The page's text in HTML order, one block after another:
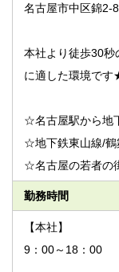
名古屋市中区錦
本社より徒歩30秒
に適した環境で
☆名古屋駅から地
☆地下鉄東山線/
☆名古屋の若者の
勤務時間
【本社】
9：00～18：00